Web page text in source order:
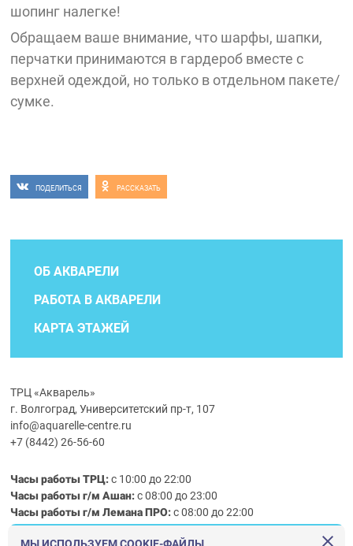
шопинг налегке!
Обращаем ваше внимание, что шарфы, шапки,
перчатки принимаются в гардероб вместе с
верхней одеждой, но только в отдельном пакете/
сумке.
ПОДЕЛИТЬСЯ РАССКАЗАТЬ
ОБ АКВАРЕЛИ
РАБОТА В АКВАРЕЛИ
КАРТА ЭТАЖЕЙ
ТРЦ «Акварель»
г. Волгоград, Университетский пр-т, 107
info@aquarelle-centre.ru
+7 (8442) 26-56-60
Часы работы ТРЦ:с 10:00 до 22:00
Часы работы г/м Ашан:с 08:00 до 23:00
Часы работыг/мЛемана ПРО:с 08:00 до 22:00